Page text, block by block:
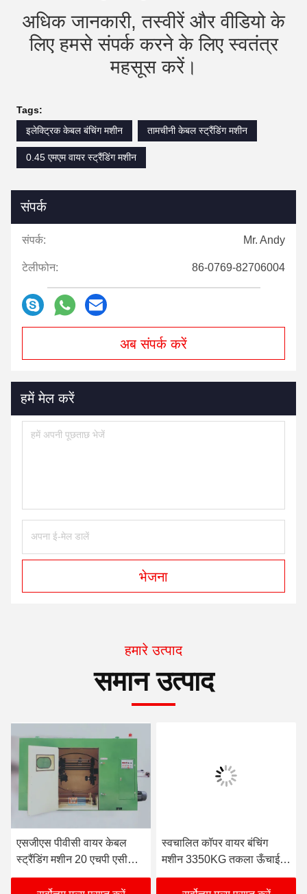
अधिक जानकारी, तस्वीरें और वीडियो के
लिए हमसे संपर्क करने के लिए स्वतंत्र
महसूस करें।
Tags:
इलेक्ट्रिक केबल बंचिंग मशीन
तामचीनी केबल स्ट्रैंडिंग मशीन
0.45 एमएम वायर स्ट्रैंडिंग मशीन
संपर्क
संपर्क: Mr. Andy
टेलीफोन: 86-0769-82706004
अब संपर्क करें
हमें मेल करें
भेजना
हमारे उत्पाद
समान उत्पाद
एसजीएस पीवीसी वायर केबल
स्ट्रैंडिंग मशीन 20 एचपी एसी
मैनुअल रील लिफ्ट
स्वचालित कॉपर वायर बंचिंग
मशीन 3350KG तकला ऊँचाई
850mm